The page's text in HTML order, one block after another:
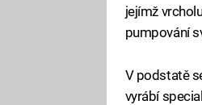
jejímž
pumpování
V podstatě
vyrábí